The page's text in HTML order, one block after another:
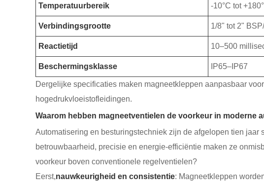
Temperatuurbereik -10°C tot
Verbindingsgrootte 1/8" tot 2"
Reactietijd 10–500
Beschermingsklasse IP65–IP67
Dergelijke specificaties maken magneetkleppen aanpasbaar
hogedrukvloeistofleidingen.
Waarom hebben magneetventielen de voorkeur in moderne
Automatisering en besturingstechniek zijn de afgelopen tien
betrouwbaarheid, precisie en energie-efficiëntie maken ze
voorkeur boven conventionele regelventielen?
Eerst,nauwkeurigheid en consistentie: Magneetkleppen